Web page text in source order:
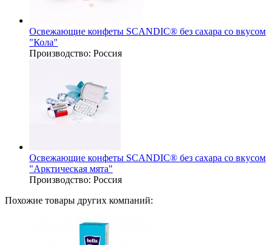
Освежающие конфеты SCANDIC® без сахара со вкусом
"Кола"
Производство: Россия
Освежающие конфеты SCANDIC® без сахара со вкусом
"Арктическая мята"
Производство: Россия
Похожие товары других компаний: